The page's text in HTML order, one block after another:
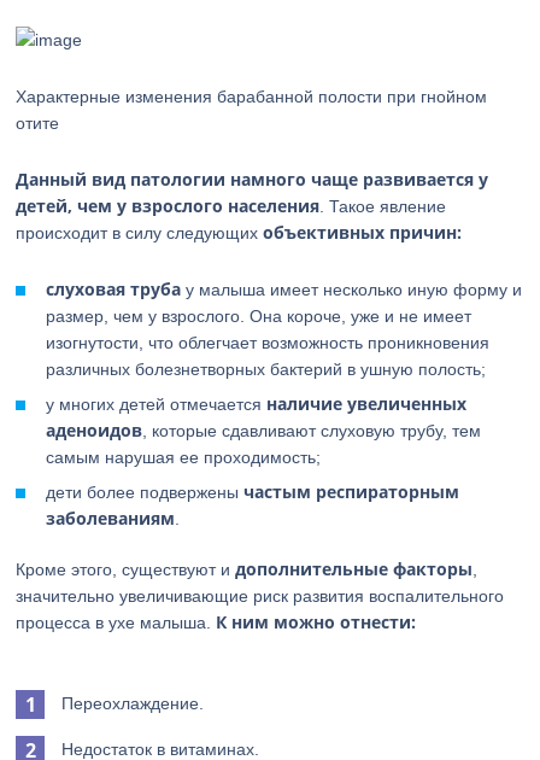
Характерные изменения барабанной полости при гнойном
отите
Данный вид патологии намного чаще развивается у
детей, чем у взрослого населения . Такое явление
происходит в силу следующихобъективных причин:
слуховая труба у малыша имеет несколько иную форму и
размер, чем у взрослого. Она короче, уже и не имеет
изогнутости, что облегчает возможность проникновения
различных болезнетворных бактерий в ушную полость;
у многих детей отмечается наличие увеличенных
аденоидов , которые сдавливают слуховую трубу, тем
самым нарушая ее проходимость;
дети более подверженычастым респираторным
заболеваниям
Кроме этого, существуют идополнительные факторы
значительно увеличивающие риск развития воспалительного
процесса в ухе малыша. К ним можно отнести:
Переохлаждение.
Недостаток в витаминах.